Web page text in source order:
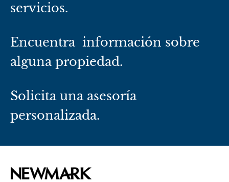
servicios.
Encuentra información sobre
alguna propiedad.
Solicita una asesoría
personalizada.